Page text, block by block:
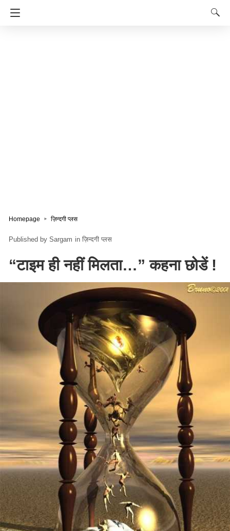
Homepage ज़िन्दगी प्लस
Sargam in ज़िन्दगी प्लस
“टाइम ही नहीं मिलता…” कहना छोडें !